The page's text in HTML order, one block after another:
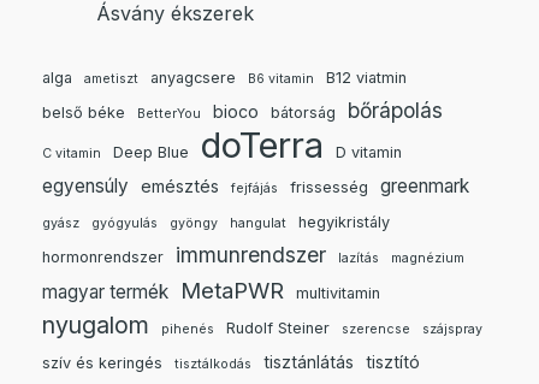
Ásvány ékszerek
alga ametiszt anyagcsere B6 vitamin
B12 viatmin
belső béke
BetterYou bioco bátorság bőrápolás
C vitamin Deep Blue doTerra D vitamin
egyensúly emésztés fejfájás frissesség greenmark
gyász gyógyulás gyöngy hangulat
hegyikristály
hormonrendszer
immunrendszer lazítás magnézium
magyar termék MetaPWR multivitamin
nyugalom pihenés Rudolf Steiner szerencse szájspray
szív és keringés tisztálkodás tisztánlátás tisztító